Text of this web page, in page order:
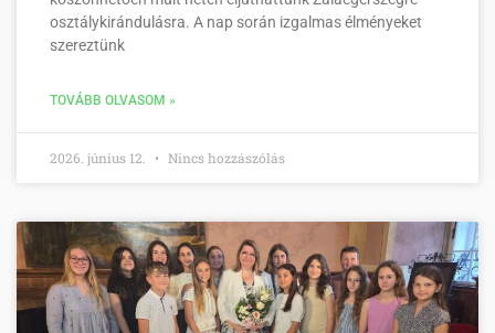
osztálykirándulásra. A nap során izgalmas élményeket
szereztünk
TOVÁBB OLVASOM »
2026. június 12. Nincs hozzászólás